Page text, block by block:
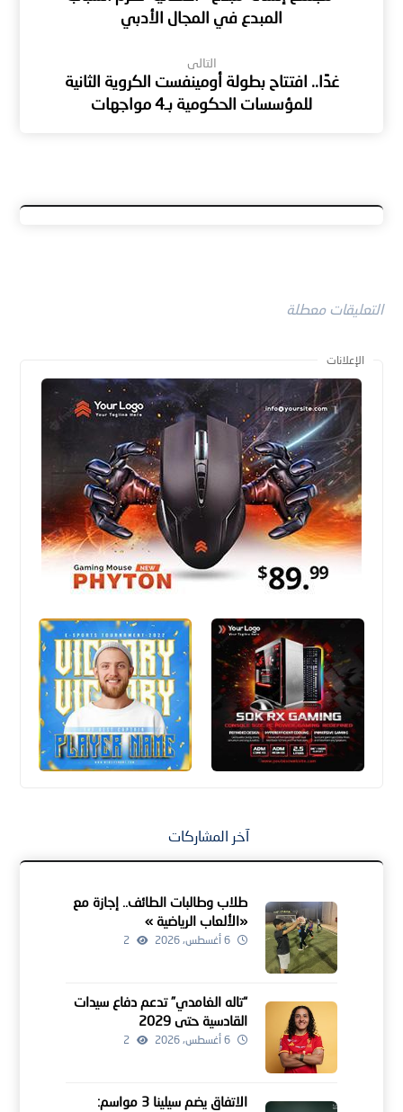
المبدع في المجال الأدبي
التالى
غدًا.. افتتاح بطولة أومينفست الكروية الثانية
للمؤسسات الحكومية بـ4 مواجهات
التعليقات معطلة
الإعلانات
آخر المشاركات
طلاب وطالبات الطائف.. إجازة مع
«الألعاب الرياضية »
6 أغسطس، 2026 2
“تاله الغامدي” تدعم دفاع سيدات
القادسية حتى 2029
6 أغسطس، 2026 2
الاتفاق يضم سيلينا 3 مواسم: